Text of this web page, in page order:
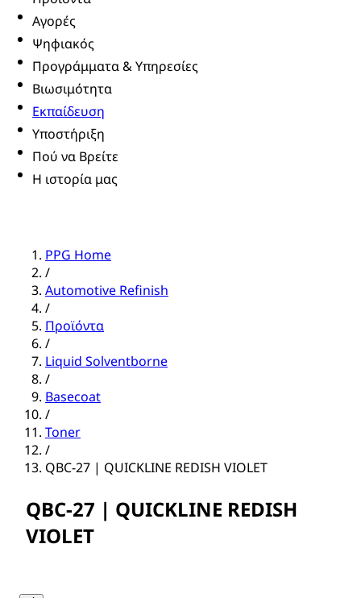
Αγορές
Ψηφιακός
Προγράμματα & Υπηρεσίες
Βιωσιμότητα
Εκπαίδευση
Υποστήριξη
Πού να Βρείτε
Η ιστορία μας
PPG Home
/
Automotive Refinish
/
Προϊόντα
/
Liquid Solventborne
/
Basecoat
/
Toner
/
QBC-27 | QUICKLINE REDISH VIOLET
QBC-27 | QUICKLINE REDISH
VIOLET